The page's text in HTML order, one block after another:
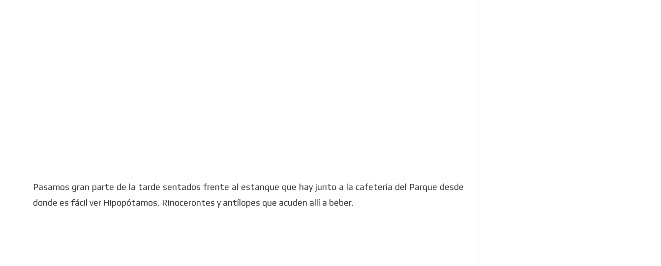
Pasamos gran parte de la tarde sentados frente al estanque que hay junto a la cafetería del Parque desde
donde es fácil ver Hipopótamos, Rinocerontes y antílopes que acuden allí a beber.